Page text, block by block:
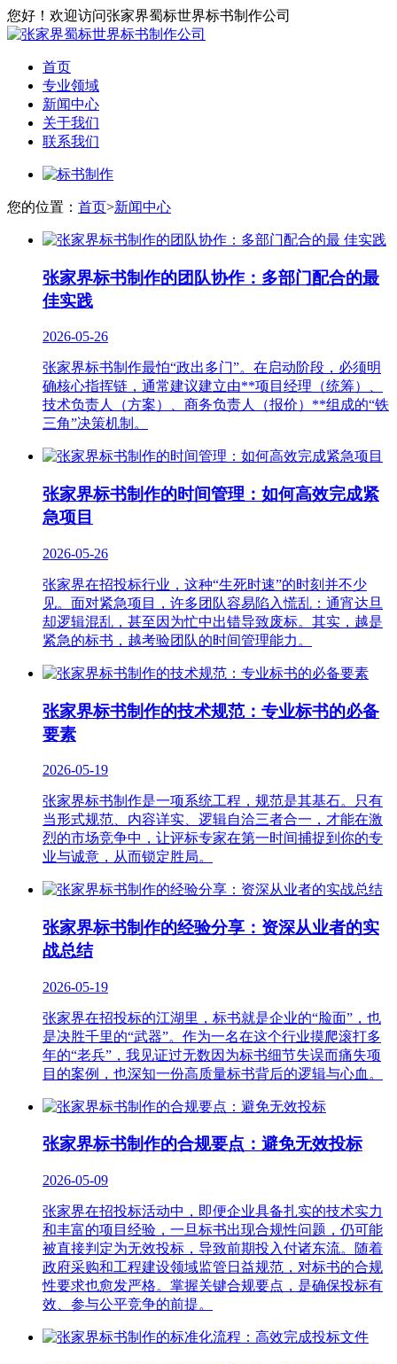
您好！欢迎访问张家界蜀标世界标书制作公司
首页
专业领域
新闻中心
关于我们
联系我们
您的位置： 首页>新闻中心
张家界标书制作的团队协作：多部门配合的最
佳实践
2026-05-26
张家界标书制作最怕“政出多门”。在启动阶段，必须明
确核心指挥链，通常建议建立由**项目经理（统筹）、
技术负责人（方案）、商务负责人（报价）**组成的“铁
三角”决策机制。
张家界标书制作的时间管理：如何高效完成紧
急项目
2026-05-26
张家界在招投标行业，这种“生死时速”的时刻并不少
见。面对紧急项目，许多团队容易陷入慌乱：通宵达旦
却逻辑混乱，甚至因为忙中出错导致废标。其实，越是
紧急的标书，越考验团队的时间管理能力。
张家界标书制作的技术规范：专业标书的必备
要素
2026-05-19
张家界标书制作是一项系统工程，规范是其基石。只有
当形式规范、内容详实、逻辑自洽三者合一，才能在激
烈的市场竞争中，让评标专家在第一时间捕捉到你的专
业与诚意，从而锁定胜局。
张家界标书制作的经验分享：资深从业者的实
战总结
2026-05-19
张家界在招投标的江湖里，标书就是企业的“脸面”，也
是决胜千里的“武器”。作为一名在这个行业摸爬滚打多
年的“老兵”，我见证过无数因为标书细节失误而痛失项
目的案例，也深知一份高质量标书背后的逻辑与心血。
张家界标书制作的合规要点：避免无效投标
2026-05-09
张家界在招投标活动中，即便企业具备扎实的技术实力
和丰富的项目经验，一旦标书出现合规性问题，仍可能
被直接判定为无效投标，导致前期投入付诸东流。随着
政府采购和工程建设领域监管日益规范，对标书的合规
性要求也愈发严格。掌握关键合规要点，是确保投标有
效、参与公平竞争的前提。